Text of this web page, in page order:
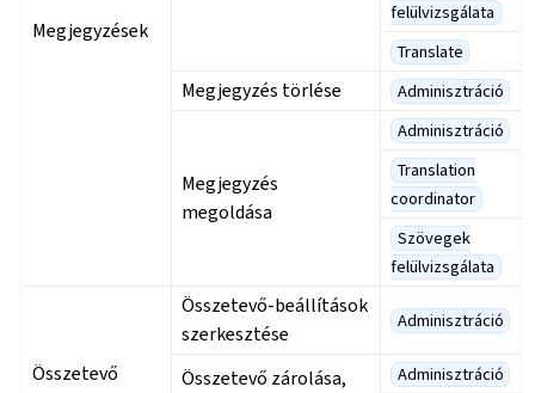
Megjegyzések
felülvizsgálata
Translate
Megjegyzés törlése Adminisztráció
Megjegyzés
megoldása
Adminisztráció
Translation
coordinator
Szövegek
felülvizsgálata
Összetevő
Összetevő-beállítások
szerkesztése
Adminisztráció
Összetevő zárolása,
Adminisztráció